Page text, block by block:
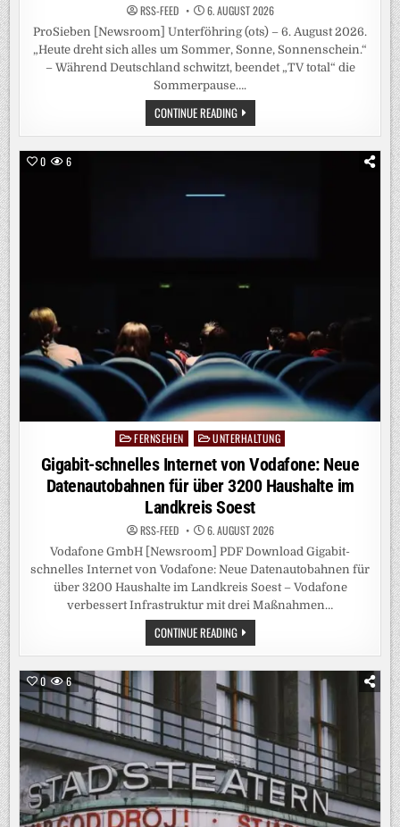
RSS-FEED 6. AUGUST 2026
ProSieben [Newsroom] Unterföhring (ots) – 6. August 2026.
„Heute dreht sich alles um Sommer, Sonne, Sonnenschein.“
– Während Deutschland schwitzt, beendet „TV total“ die
Sommerpause….
CONTINUE READINGSOMMER.
SONNE.
PUFPAFF.
„TV
0 6
PostedFERNSEHEN UNTERHALTUNG
Gigabit-schnelles Internet von Vodafone: Neue
Datenautobahnen für über 3200 Haushalte im
Landkreis Soest
RSS-FEED 6. AUGUST 2026
Vodafone GmbH [Newsroom] PDF Download Gigabit-
schnelles Internet von Vodafone: Neue Datenautobahnen für
über 3200 Haushalte im Landkreis Soest – Vodafone
verbessert Infrastruktur mit drei Maßnahmen…
CONTINUE READINGGIGABIT-
SCHNELLES
INTERNET
NEUE
DATENAUTOBAHNEN
FÜR
ÜBER
3200
HAUSHALTE
IM
LANDKREIS
SOEST
0 6